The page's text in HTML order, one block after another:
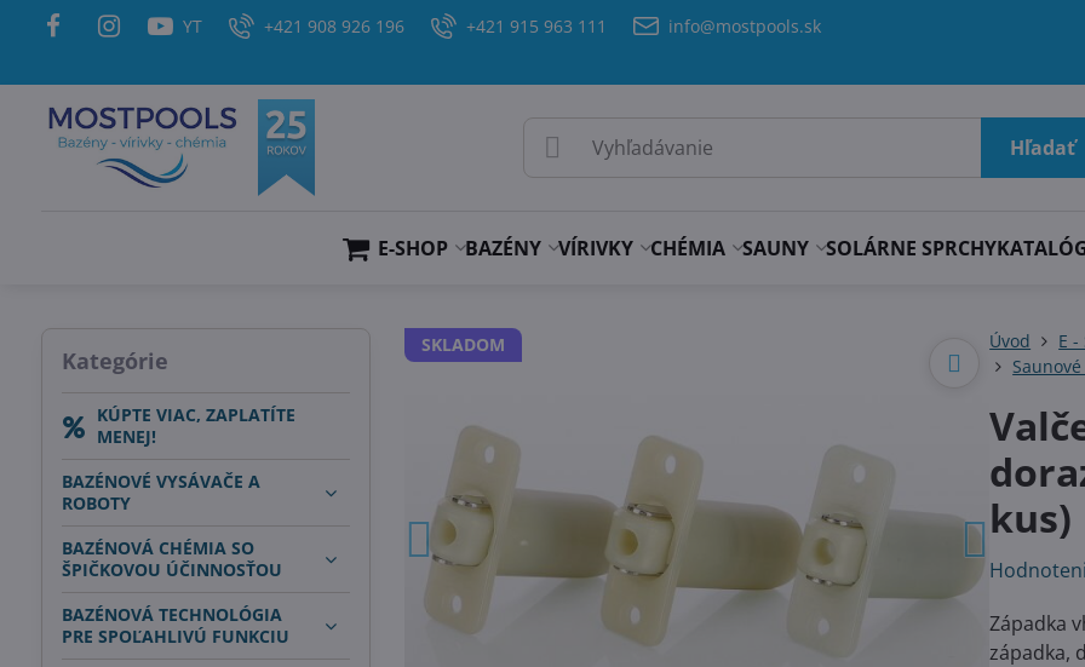
YT +421 908 926 196 +421 915 963 111 info@mostpools.sk
Hľadať
E-SHOP BAZÉNY VÍRIVKY CHÉMIA SAUNY SOLÁRNE SPRCHY
SKLADOM Úvod E -
kus)
Západka
západka,
Kategórie
KÚPTE VIAC, ZAPLATÍTE
MENEJ!
BAZÉNOVÉ VYSÁVAČE A
ROBOTY
BAZÉNOVÁ CHÉMIA SO
ŠPIČKOVOU ÚČINNOSŤOU
BAZÉNOVÁ TECHNOLÓGIA
PRE SPOĽAHLIVÚ FUNKCIU